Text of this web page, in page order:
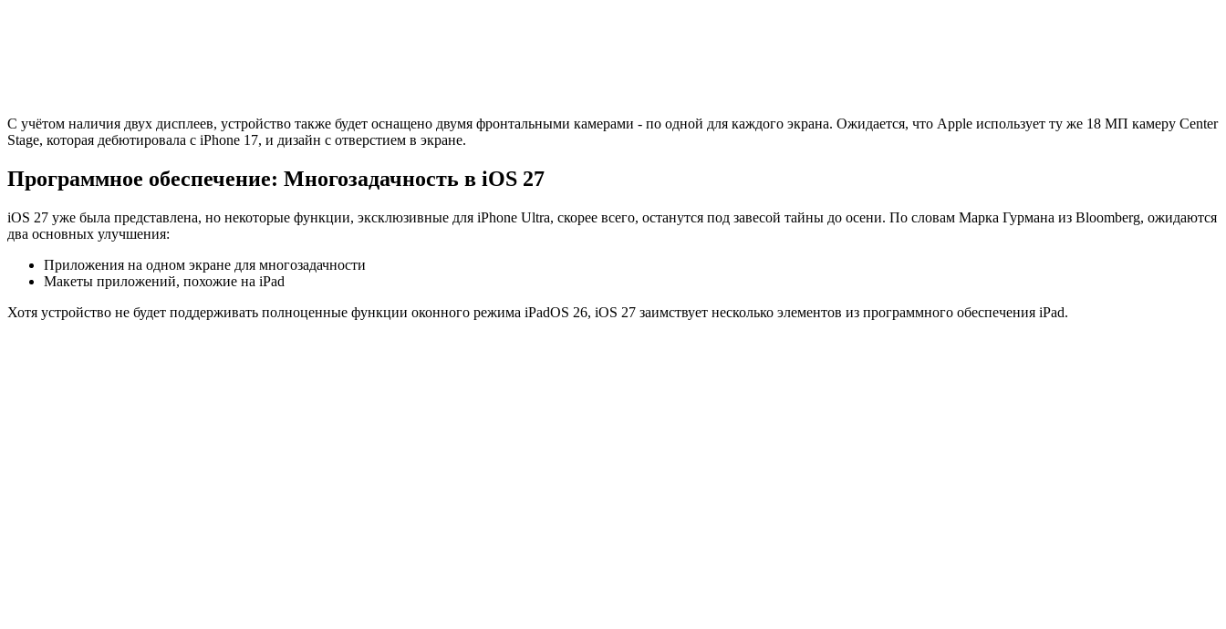
С учётом наличия двух дисплеев, устройство также будет оснащено двумя фронтальными камерами - по одной для каждого экрана. Ожидается, что Apple использует ту же 18 МП камеру Center
Stage, которая дебютировала с iPhone 17, и дизайн с отверстием в экране.
Программное обеспечение: Многозадачность в iOS 27
iOS 27 уже была представлена, но некоторые функции, эксклюзивные для iPhone Ultra, скорее всего, останутся под завесой тайны до осени. По словам Марка Гурмана из Bloomberg, ожидаются
два основных улучшения:
Приложения на одном экране для многозадачности
Макеты приложений, похожие на iPad
Хотя устройство не будет поддерживать полноценные функции оконного режима iPadOS 26, iOS 27 заимствует несколько элементов из программного обеспечения iPad.